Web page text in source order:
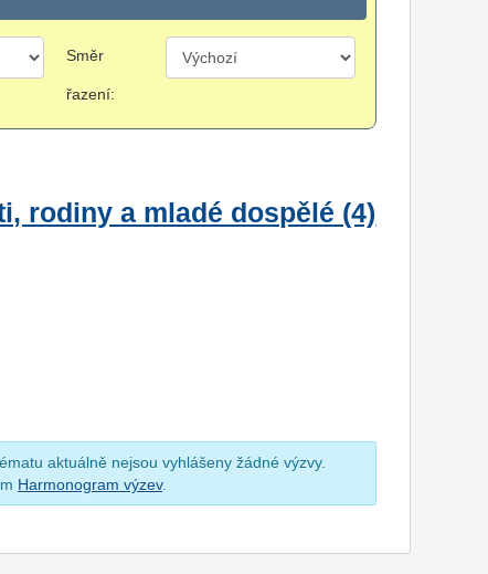
Směr
řazení:
rodiny a mladé dospělé (4)
aktuálně nejsou vyhlášeny žádné výzvy.
Harmonogram výzev.